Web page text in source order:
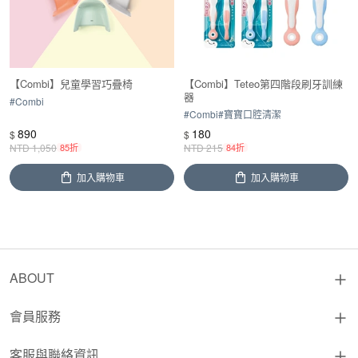
【Combi】兒童學習巧疊椅
#Combi
$ 890
NTD1,050 85折
加入購物車
【Combi】Teteo第四階段刷牙訓練
器
#Combi#寶寶口腔清潔
$ 180
NTD215 84折
加入購物車
ABOUT
會員服務
客服與聯絡資訊